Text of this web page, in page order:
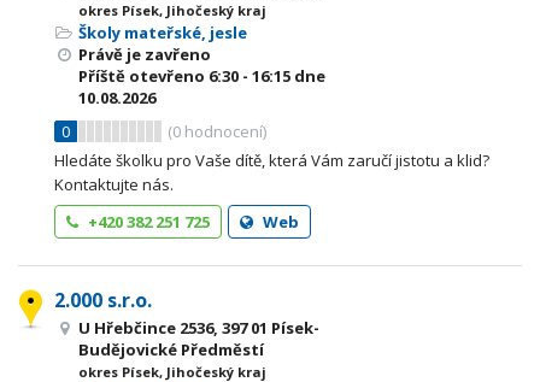
okres Písek, Jihočeský kraj
Školy mateřské, jesle
Právě je zavřeno
Příště otevřeno 6:30 - 16:15 dne
10.08.2026
0
(0 hodnocení)
Hledáte školku pro Vaše dítě, která Vám zaručí jistotu a klid?
Kontaktujte nás.
+420 382 251 725
Web
2.000 s.r.o.
U Hřebčince 2536, 397 01 Písek-
Budějovické Předměstí
okres Písek, Jihočeský kraj